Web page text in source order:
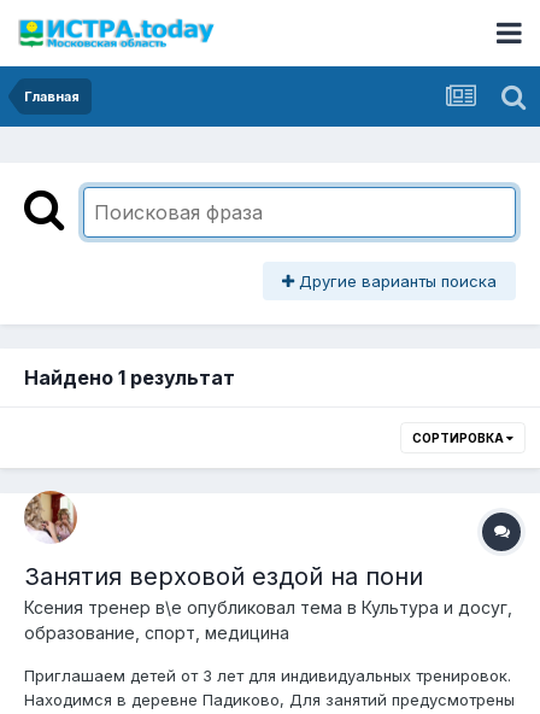
Главная
Другие варианты поиска
Найдено 1 результат
СОРТИРОВКА
Занятия верховой ездой на пони
Ксения тренер в\е опубликовал тема в Культура и досуг,
образование, спорт, медицина
Приглашаем детей от 3 лет для индивидуальных тренировок.
Находимся в деревне Падиково, Для занятий предусмотрены